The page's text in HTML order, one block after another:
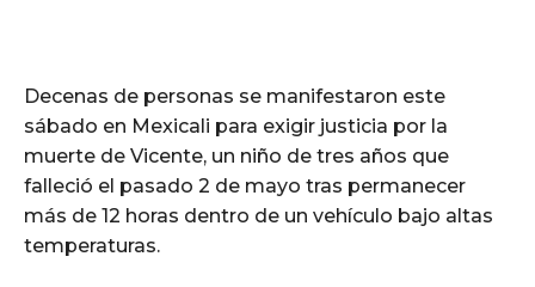
Decenas de personas se manifestaron este
sábado en Mexicali para exigir justicia por la
muerte de Vicente, un niño de tres años que
falleció el pasado 2 de mayo tras permanecer
más de 12 horas dentro de un vehículo bajo altas
temperaturas.